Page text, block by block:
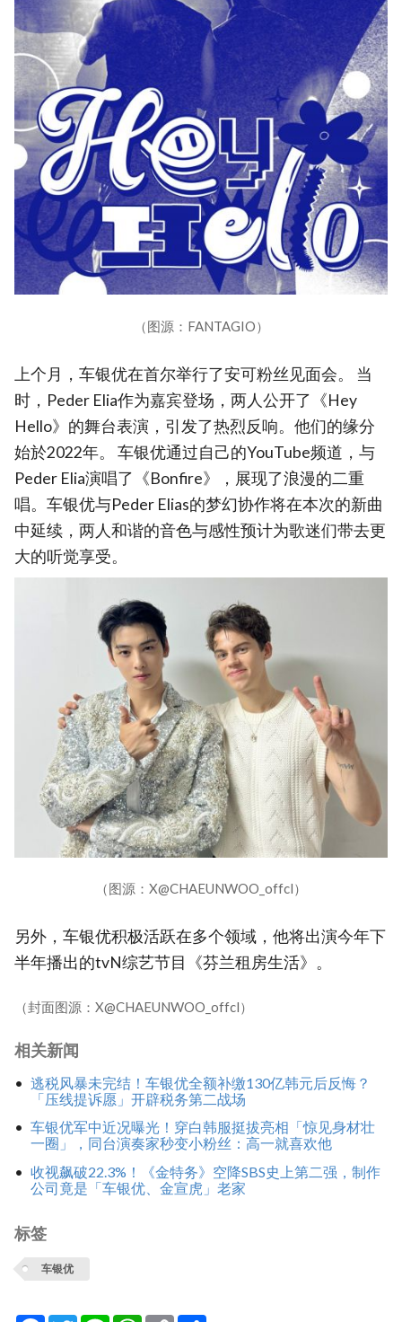
（图源：FANTAGIO）
上个月，车银优在首尔举行了安可粉丝见面会。 当
时，Peder Elia作为嘉宾登场，两人公开了《Hey
Hello》的舞台表演，引发了热烈反响。他们的缘分
始於2022年。 车银优通过自己的YouTube频道，与
Peder Elia演唱了《Bonfire》，展现了浪漫的二重
唱。车银优与Peder Elias的梦幻协作将在本次的新曲
中延续，两人和谐的音色与感性预计为歌迷们带去更
大的听觉享受。
（图源：X@CHAEUNWOO_offcl）
另外，车银优积极活跃在多个领域，他将出演今年下
半年播出的tvN综艺节目《芬兰租房生活》。
（封面图源：X@CHAEUNWOO_offcl）
相关新闻
逃税风暴未完结！车银优全额补缴130亿韩元后反悔？
「压线提诉愿」开辟税务第二战场
车银优军中近况曝光！穿白韩服挺拔亮相「惊见身材壮
一圈」，同台演奏家秒变小粉丝：高一就喜欢他
收视飙破22.3%！《金特务》空降SBS史上第二强，制作
公司竟是「车银优、金宣虎」老家
标签
车银优